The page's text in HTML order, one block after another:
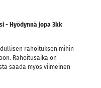
- Hyödynnä jopa 3kk
rahoituksen mihin
Rahoitusaika on
saada myös viimeinen